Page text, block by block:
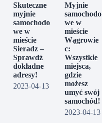
Skuteczne
myjnie
samochodo
we w
mieście
Sieradz –
Sprawdź
dokładne
adresy!
2023-04-13
Myjnie
samochodo
we w
mieście
Wągrowie
c:
Wszystkie
miejsca,
gdzie
możesz
umyć swój
samochód!
2023-04-13